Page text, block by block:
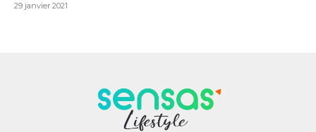
29 janvier 2021